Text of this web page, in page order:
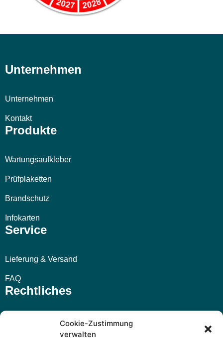
Cookie-Zustimmung
verwalten
Unternehmen
Unternehmen
Kontakt
Produkte
Wartungsaufkleber
Prüfplaketten
Brandschutz
Infokarten
Service
Lieferung & Versand
FAQ
Rechtliches